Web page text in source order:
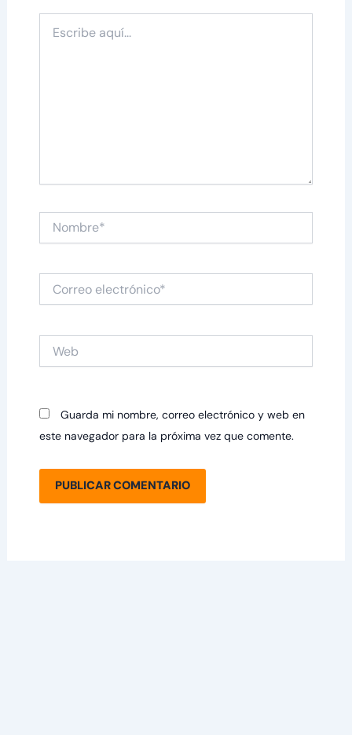
aquí...
Nombre*
electrónico*
Guarda mi nombre, correo electrónico y web en
este navegador para la próxima vez que comente.